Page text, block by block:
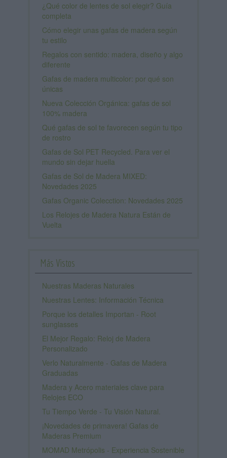
¿Qué color de lentes de sol elegir? Guía
completa
Cómo elegir unas gafas de madera según
tu estilo
Regalos con sentido: madera, diseño y algo
diferente
Gafas de madera multicolor: por qué son
únicas
Nueva Colección Orgánica: gafas de sol
100% madera
Qué gafas de sol te favorecen según tu tipo
de rostro
Gafas de Sol PET Recycled. Para ver el
mundo sin dejar huella
Gafas de Sol de Madera MIXED:
Novedades 2025
Gafas Organic Colecction: Novedades 2025
Los Relojes de Madera Natura Están de
Vuelta
Más Vistos
Nuestras Maderas Naturales
Nuestras Lentes: Información Técnica
Porque los detalles Importan - Root
sunglasses
El Mejor Regalo: Reloj de Madera
Personalizado
Verlo Naturalmente - Gafas de Madera
Graduadas
Madera y Acero materiales clave para
Relojes ECO
Tu Tiempo Verde - Tu Visión Natural.
¡Novedades de primavera! Gafas de
Maderas Premium
MOMAD Metrópolis - Experiencia Sostenible